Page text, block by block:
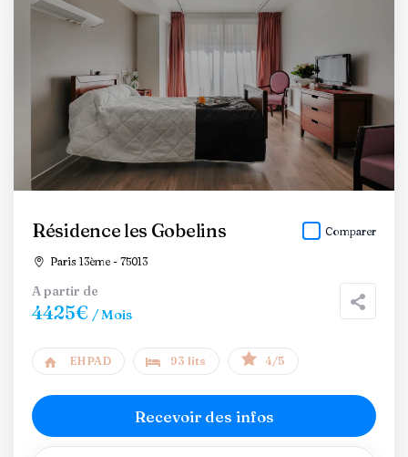
Résidence les Gobelins
Paris 13ème - 75013
Comparer
A partir de
4425€ / Mois
EHPAD 93 lits 4/5
Recevoir des infos